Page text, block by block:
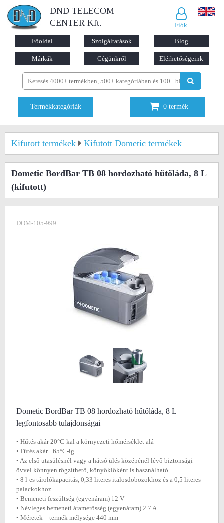
DND TELECOM
CENTER Kft.
Fiók
Főoldal Szolgáltatások Blog
Márkák Cégünkről Elérhetőségeink
Termékkategóriák 0 termék
Kifutott termékek Kifutott Dometic termékek
Dometic BordBar TB 08 hordozható hűtőláda, 8 L
(kifutott)
DOM-105-999
Dometic BordBar TB 08 hordozható hűtőláda, 8 L
legfontosabb tulajdonságai
• Hűtés akár 20°C-kal a környezeti hőmérséklet alá
• Fűtés akár +65°C-ig
• Az első utasülésnél vagy a hátsó ülés középénél lévő biztonsági
övvel könnyen rögzíthető, könyöklőként is használható
• 8 l-es tárolókapacitás, 0,33 literes italosdobozokhoz és a 0,5 literes
palackokhoz
• Bemeneti feszültség (egyenáram) 12 V
• Névleges bemeneti áramerősség (egyenáram) 2.7 A
• Méretek ‒ termék mélysége 440 mm